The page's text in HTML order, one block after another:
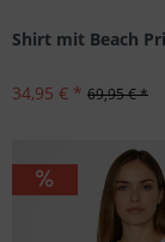
Shirt mit Beach
34,95 € * 69,95 € *